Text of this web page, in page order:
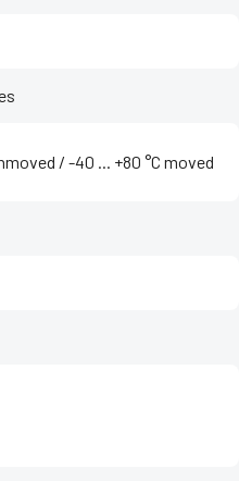
/ -40 ... +80 °C moved